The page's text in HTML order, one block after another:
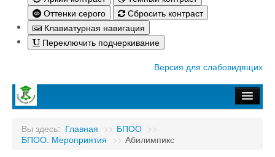
Оттенки серого
Сбросить контраст
Клавиатурная навигация
Переключить подчеркивание
Версия для слабовидящих
Абитуриенту-2026
Вы здесь: Главная >> БПОО >>
БПОО. Мероприятия >> Абилимпикс